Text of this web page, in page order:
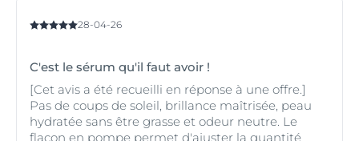
28-04-26
C'est le sérum qu'il faut avoir !
[Cet avis a été recueilli en réponse à une offre.]
Pas de coups de soleil, brillance maîtrisée, peau
hydratée sans être grasse et odeur neutre. Le
flacon en pompe permet d'ajuster la quantité